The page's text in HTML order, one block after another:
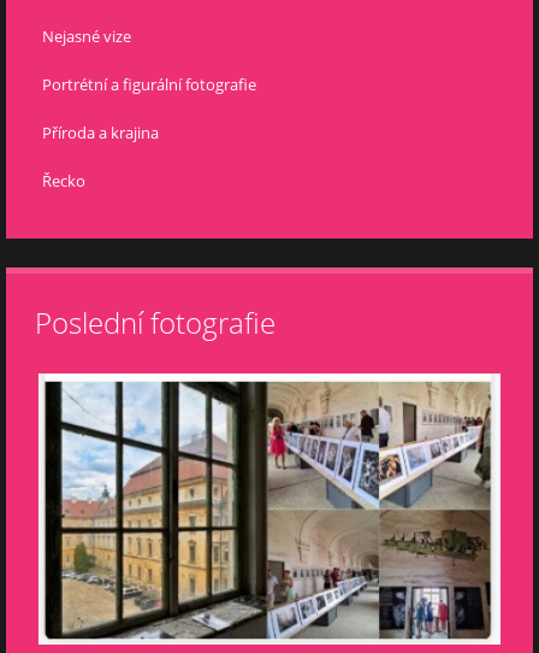
Nejasné vize
Portrétní a figurální fotografie
Příroda a krajina
Řecko
Poslední fotografie